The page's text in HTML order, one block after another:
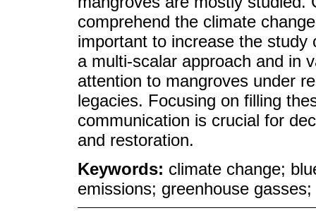
comprehend the climate
important to increase the
a multi-scalar approach and in
attention to mangroves under
legacies. Focusing on filling
communication is crucial for
and restoration.
Keywords: climate change;
emissions; greenhouse